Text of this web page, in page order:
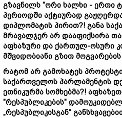
გზავნილს ”ორი ხალხი - ერთი
პერიოდში აქტიურად
დიპლომატის პირით?! განა
მრავალჯერ არ დააფიქსირა
აფხაზური და ქართულ-ოსური
მშვიდობიანი გზით მოგვარების
რატომ არ გამოხატეს
საქართველოს პარლამენტის
ეთნიკურმა სომხებმა?!
"რესპუბლიკების"
„რესპუბლიკისგან“